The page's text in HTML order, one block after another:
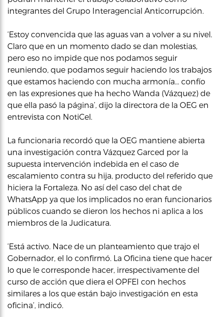
integrantes del Grupo Interagencial Anticorrupción.
‘Estoy convencida que las aguas van a volver a su nivel.
Claro que en un momento dado se dan molestias,
pero eso no impide que nos podamos seguir
reuniendo, que podamos seguir haciendo los trabajos
que estamos haciendo con mucha armonía… confío
en las expresiones que ha hecho Wanda (Vázquez) de
que ella pasó la página’, dijo la directora de la OEG en
entrevista con NotiCel.
La funcionaria recordó que la OEG mantiene abierta
una investigación contra Vázquez Garced por la
supuesta intervención indebida en el caso de
escalamiento contra su hija, producto del referido que
hiciera la Fortaleza. No así del caso del chat de
WhatsApp ya que los implicados no eran funcionarios
públicos cuando se dieron los hechos ni aplica a los
miembros de la Judicatura.
‘Está activo. Nace de un planteamiento que trajo el
Gobernador, el lo confirmó. La Oficina tiene que hacer
lo que le corresponde hacer, irrespectivamente del
curso de acción que diera el OPFEI con hechos
similares a los que están bajo investigación en esta
oficina’, indicó.